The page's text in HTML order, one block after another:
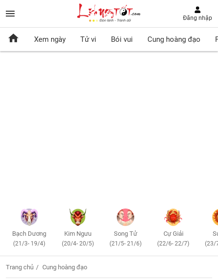
Đăng nhập
Xem ngày Tử vi Bói vui Cung hoàng đạo
Bạch Dương
(21/3- 19/4)
Kim Ngưu
(20/4- 20/5)
Song Tử
(21/5- 21/6)
Cự Giải
(22/6- 22/7) (23/
Trang chủ Cung hoàng đạo